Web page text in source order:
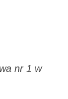
nr 1 w